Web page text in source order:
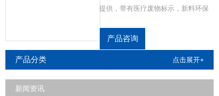
提供，带有医疗废物标示，新料环保
温技术封底制袋, 使产品更牢固安全不
漏,韧性好, 拉力强 、颜色正 、印刷清
废物垃圾桶，尺寸齐全。适用范围：
产品咨询
产品分类 点击展开+
新闻资讯